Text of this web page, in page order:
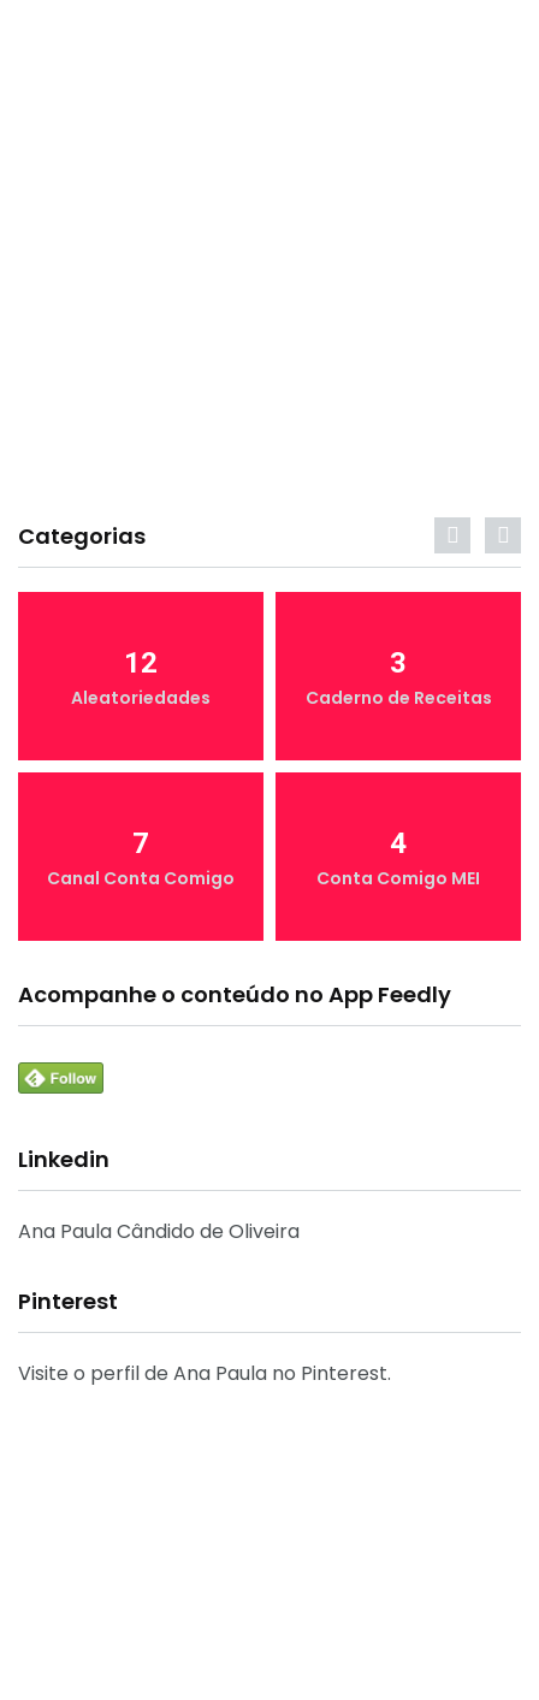
Categorias
12
Aleatoriedades
3
Caderno de Receitas
7
Canal Conta Comigo
4
Conta Comigo MEI
Acompanhe o conteúdo no App Feedly
Linkedin
Ana Paula Cândido de Oliveira
Pinterest
Visite o perfil de Ana Paula no Pinterest.